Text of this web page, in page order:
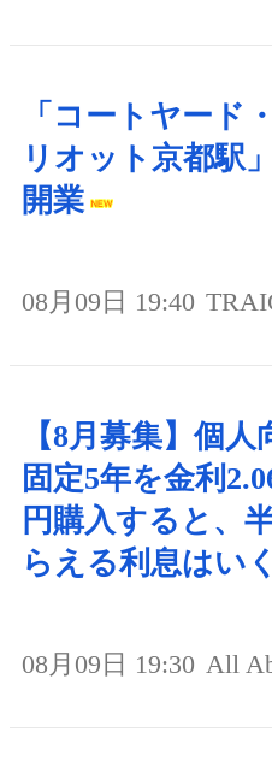
「コートヤード
リオット京都駅
開業
08月09日 19:40
【8月募集】個人
固定5年を金利
円購入すると、
らえる利息はい
08月09日 19:30 All